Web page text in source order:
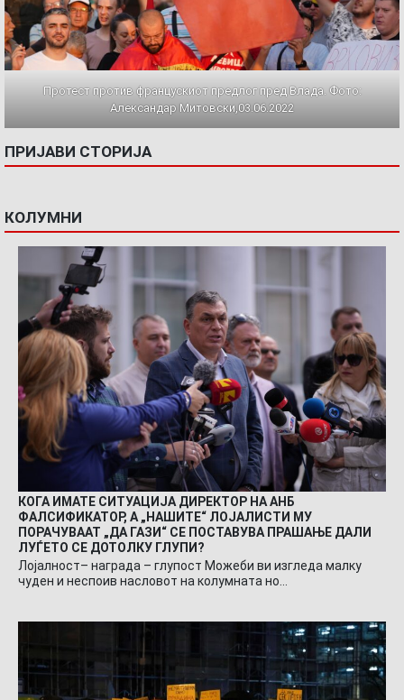
Протест против францускиот предлог пред Влада. Фото:
Александар Митовски,03.06.2022
ПРИЈАВИ СТОРИЈА
КОЛУМНИ
КОГА ИМАТЕ СИТУАЦИЈА ДИРЕКТОР НА АНБ
ФАЛСИФИКАТОР, А „НАШИТЕ“ ЛОЈАЛИСТИ МУ
ПОРАЧУВААТ „ДА ГАЗИ“ СЕ ПОСТАВУВА ПРАШАЊЕ ДАЛИ
ЛУЃЕТО СЕ ДОТОЛКУ ГЛУПИ?
Лојалност– награда – глупост Можеби ви изгледа малку
чуден и неспоив насловот на колумната но…